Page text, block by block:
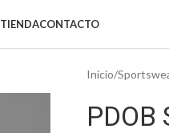
TIENDACONTACTO
Inicio
PDOB